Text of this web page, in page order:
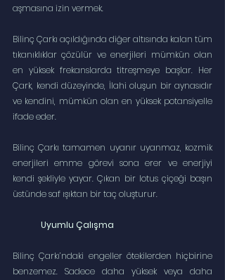
aşmasına izin vermek.
Bilinç Çarkı açıldığında diğer altısında kalan tüm
tıkanıklıklar çözülür ve enerjileri mümkün olan
en yüksek frekanslarda titreşmeye başlar. Her
Çark, kendi düzeyinde, İlahi oluşun bir aynasıdır
ve kendini, mümkün olan en yüksek potansiyelle
ifade eder.
Bilinç Çarkı tamamen uyanır uyanmaz, kozmik
enerjileri emme görevi sona erer ve enerjiyi
kendi şekliyle yayar. Çıkan bir lotus çiçeği başın
üstünde saf ışıktan bir taç oluşturur.
Uyumlu Çalışma
Bilinç Çarkı’ndaki engeller ötekilerden hiçbirine
benzemez. Sadece daha yüksek veya daha